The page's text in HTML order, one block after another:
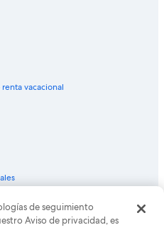
vacacional
de Expedia Group. Todos los
de Expedia son marcas
de seguimiento
Aviso de privacidad, es